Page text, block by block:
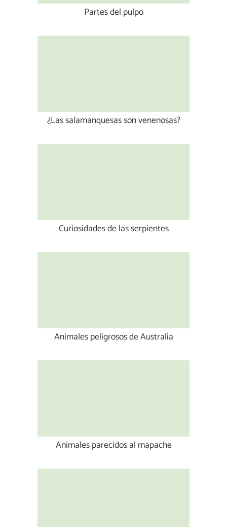
Partes del pulpo
¿Las salamanquesas son venenosas?
Curiosidades de las serpientes
Animales peligrosos de Australia
Animales parecidos al mapache